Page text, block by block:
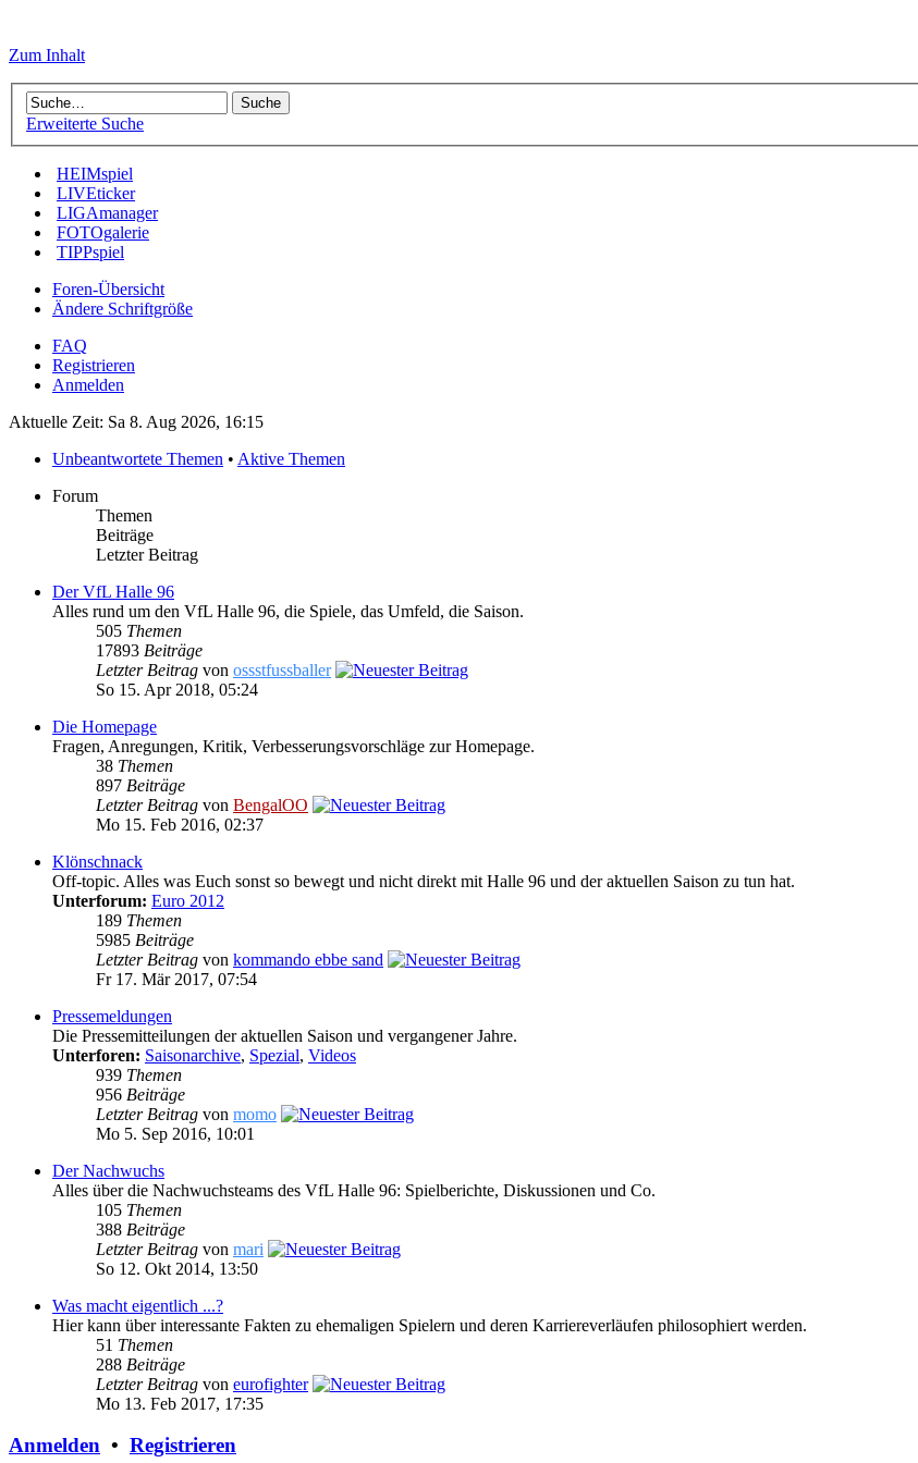
Zum Inhalt
Erweiterte Suche
HEIMspiel
LIVEticker
LIGAmanager
FOTOgalerie
TIPPspiel
Foren-Übersicht
Ändere Schriftgröße
FAQ
Registrieren
Anmelden
Aktuelle Zeit: Sa 8. Aug 2026, 16:15
Unbeantwortete Themen • Aktive Themen
Forum
Themen
Beiträge
Letzter Beitrag
Der VfL Halle 96
Alles rund um den VfL Halle 96, die Spiele, das Umfeld, die Saison.
505 Themen
17893 Beiträge
Letzter Beitrag von ossstfussballer
So 15. Apr 2018, 05:24
Die Homepage
Fragen, Anregungen, Kritik, Verbesserungsvorschläge zur Homepage.
38 Themen
897 Beiträge
Letzter Beitrag von BengalOO
Mo 15. Feb 2016, 02:37
Klönschnack
Off-topic. Alles was Euch sonst so bewegt und nicht direkt mit Halle 96 und der aktuellen Saison zu tun hat.
Unterforum: Euro 2012
189 Themen
5985 Beiträge
Letzter Beitrag von kommando ebbe sand
Fr 17. Mär 2017, 07:54
Pressemeldungen
Die Pressemitteilungen der aktuellen Saison und vergangener Jahre.
Unterforen: Saisonarchive, Spezial, Videos
939 Themen
956 Beiträge
Letzter Beitrag von momo
Mo 5. Sep 2016, 10:01
Der Nachwuchs
Alles über die Nachwuchsteams des VfL Halle 96: Spielberichte, Diskussionen und Co.
105 Themen
388 Beiträge
Letzter Beitrag von mari
So 12. Okt 2014, 13:50
Was macht eigentlich ...?
Hier kann über interessante Fakten zu ehemaligen Spielern und deren Karriereverläufen philosophiert werden.
51 Themen
288 Beiträge
Letzter Beitrag von eurofighter
Mo 13. Feb 2017, 17:35
Anmelden • Registrieren